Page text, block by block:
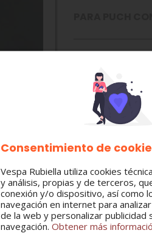
PUCH CONDOR
PUCH TZX
CATEGORÍA:
Cambio
Cantidad
Consentimiento de
Vespa Rubiella utiliza cookies
y análisis, propias y de terceros,
conexión y/o dispositivo, así como
navegación en internet para
de la web y personalizar publicidad
navegación. Obtener más